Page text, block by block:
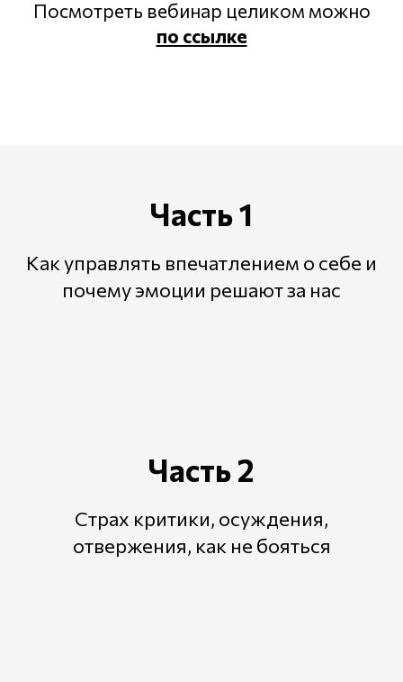
Посмотреть вебинар целиком можно
по ссылке
Часть 1
Как управлять впечатлением о себе и
почему эмоции решают за нас
Часть 2
Страх критики, осуждения,
отвержения, как не бояться